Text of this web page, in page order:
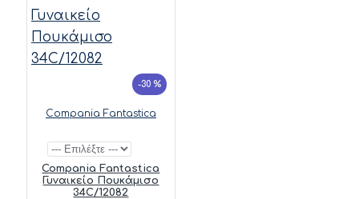
-30 %
Compania Fantastica
Compania Fantastica
Γυναικείο Πουκάμισο
34C/12082